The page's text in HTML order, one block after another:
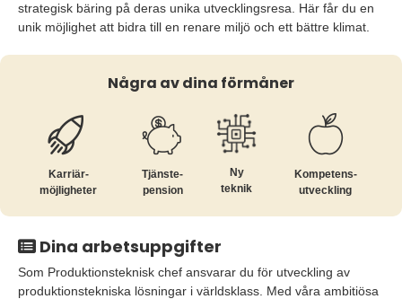
strategisk bäring på deras unika utvecklingsresa. Här får du en
unik möjlighet att bidra till en renare miljö och ett bättre klimat.
Några av dina förmåner
Karriär­
möjligheter
Tjänste­
pension
Ny
teknik
Kompetens­
utveckling
Dina arbetsuppgifter
Som Produktionsteknisk chef ansvarar du för utveckling av
produktionstekniska lösningar i världsklass. Med våra ambitiösa